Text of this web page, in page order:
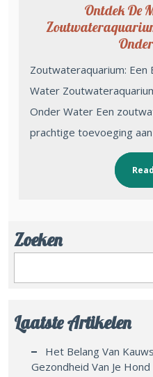
Ontdek De
Zoutwateraquarium:
Water
Onder Water Een
prachtige toevoeging aan
Zoeken
Laatste Artikelen
Het Belang Van
Gezondheid Van Je Hond